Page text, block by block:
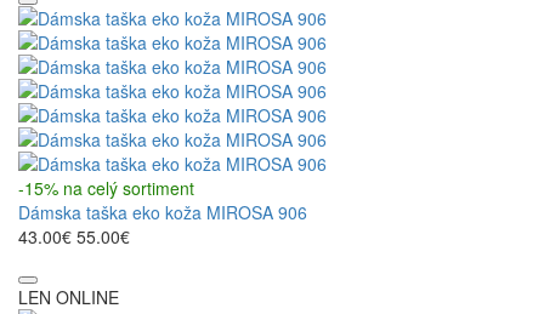
-15% na celý sortiment
Dámska taška eko koža MIROSA 906
43.00€ 55.00€
LEN ONLINE